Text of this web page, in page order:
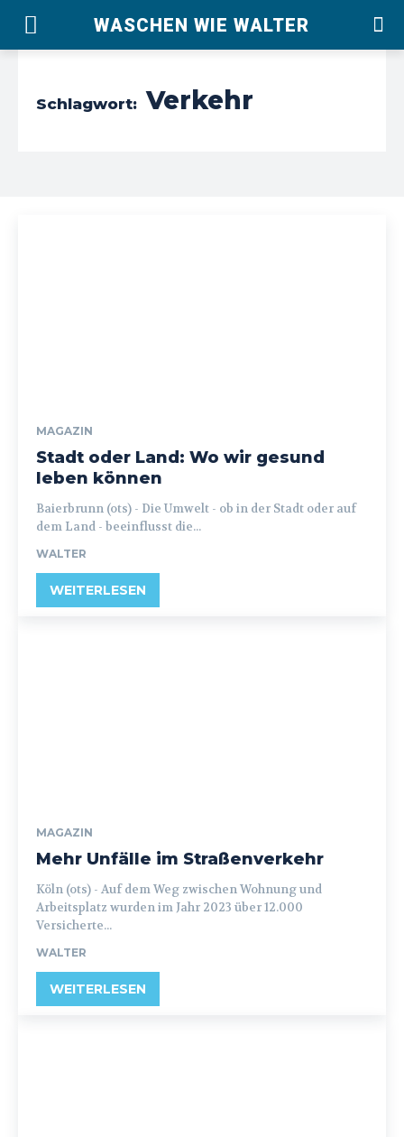
WASCHEN WIE WALTER
Schlagwort: Verkehr
MAGAZIN
Stadt oder Land: Wo wir gesund
leben können
Baierbrunn (ots) - Die Umwelt - ob in der Stadt oder auf
dem Land - beeinflusst die...
WALTER
WEITERLESEN
MAGAZIN
Mehr Unfälle im Straßenverkehr
Köln (ots) - Auf dem Weg zwischen Wohnung und
Arbeitsplatz wurden im Jahr 2023 über 12.000
Versicherte...
WALTER
WEITERLESEN